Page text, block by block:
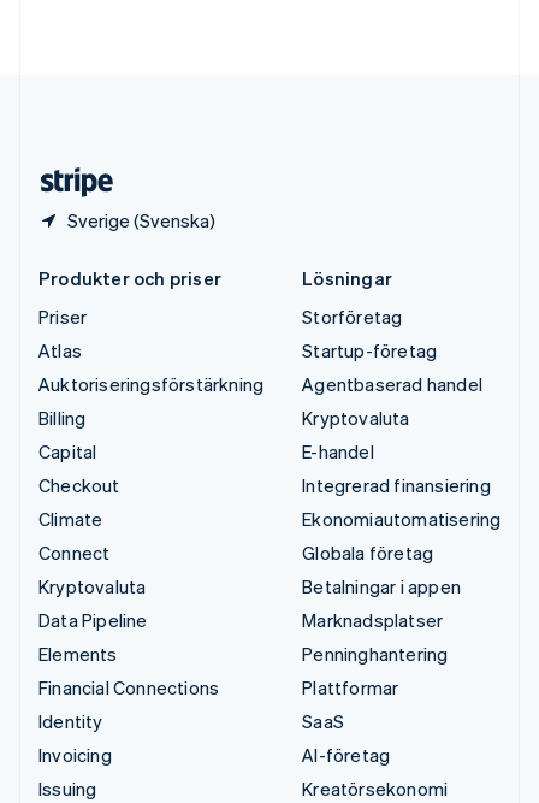
Sverige (Svenska)
Produkter och priser
Priser
Atlas
Auktoriseringsförstärkning
Billing
Capital
Checkout
Climate
Connect
Kryptovaluta
Data Pipeline
Elements
Financial Connections
Identity
Invoicing
Issuing
Lösningar
Storföretag
Startup-företag
Agentbaserad handel
Kryptovaluta
E-handel
Integrerad finansiering
Ekonomiautomatisering
Globala företag
Betalningar i appen
Marknadsplatser
Penninghantering
Plattformar
SaaS
AI-företag
Kreatörsekonomi